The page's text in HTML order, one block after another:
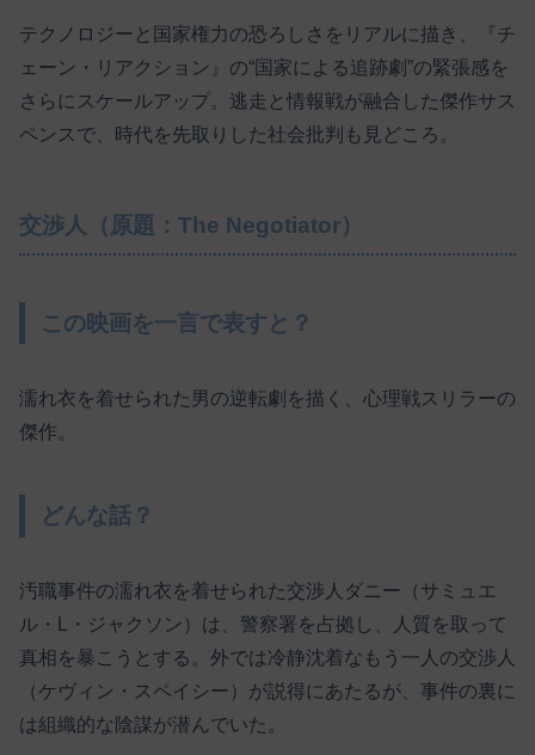
テクノロジーと国家権力の恐ろしさをリアルに描き、『チ
ェーン・リアクション』の“国家による追跡劇”の緊張感を
さらにスケールアップ。逃走と情報戦が融合した傑作サス
ペンスで、時代を先取りした社会批判も見どころ。
交渉人（原題：The Negotiator）
この映画を一言で表すと？
濡れ衣を着せられた男の逆転劇を描く、心理戦スリラーの
傑作。
どんな話？
汚職事件の濡れ衣を着せられた交渉人ダニー（サミュエ
ル・L・ジャクソン）は、警察署を占拠し、人質を取って
真相を暴こうとする。外では冷静沈着なもう一人の交渉人
（ケヴィン・スペイシー）が説得にあたるが、事件の裏に
は組織的な陰謀が潜んでいた。